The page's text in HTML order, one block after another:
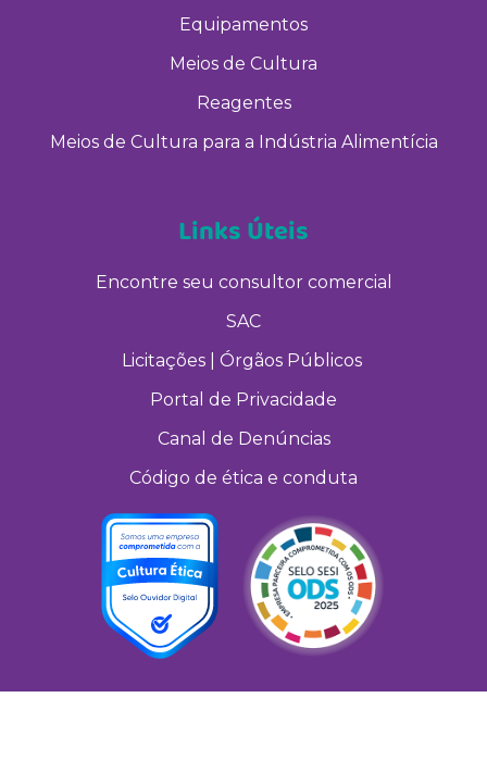
Equipamentos
Meios de Cultura
Reagentes
Meios de Cultura para a Indústria Alimentícia
Links Úteis
Encontre seu consultor comercial
SAC
Licitações | Órgãos Públicos
Portal de Privacidade
Canal de Denúncias
Código de ética e conduta